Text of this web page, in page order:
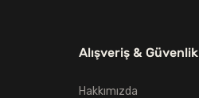
Alışveriş & Güvenlik
Hakkımızda